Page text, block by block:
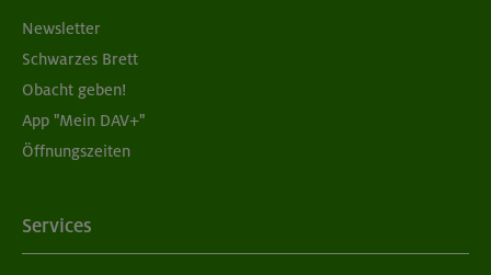
Newsletter
Schwarzes Brett
Obacht geben!
App "Mein DAV+"
Öffnungszeiten
Services